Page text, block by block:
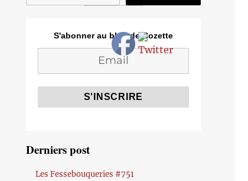
S'abonner au blog de Cozette
Derniers post
Les Fessebouqueries #751